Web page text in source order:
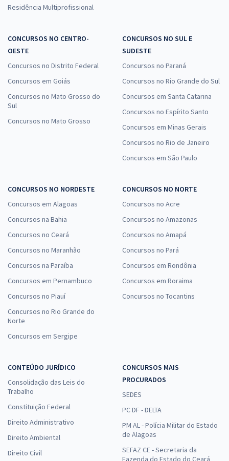
Residência Multiprofissional
CONCURSOS NO CENTRO-
OESTE
Concursos no Distrito Federal
Concursos em Goiás
Concursos no Mato Grosso do
Sul
Concursos no Mato Grosso
CONCURSOS NO SUL E
SUDESTE
Concursos no Paraná
Concursos no Rio Grande do Sul
Concursos em Santa Catarina
Concursos no Espírito Santo
Concursos em Minas Gerais
Concursos no Rio de Janeiro
Concursos em São Paulo
CONCURSOS NO NORDESTE
Concursos em Alagoas
Concursos na Bahia
Concursos no Ceará
Concursos no Maranhão
Concursos na Paraíba
Concursos em Pernambuco
Concursos no Piauí
Concursos no Rio Grande do
Norte
Concursos em Sergipe
CONCURSOS NO NORTE
Concursos no Acre
Concursos no Amazonas
Concursos no Amapá
Concursos no Pará
Concursos em Rondônia
Concursos em Roraima
Concursos no Tocantins
CONTEÚDO JURÍDICO
Consolidação das Leis do
Trabalho
Constituição Federal
Direito Administrativo
Direito Ambiental
Direito Civil
CONCURSOS MAIS
PROCURADOS
SEDES
PC DF - DELTA
PM AL - Polícia Militar do Estado
de Alagoas
SEFAZ CE - Secretaria da
Fazenda do Estado do Ceará